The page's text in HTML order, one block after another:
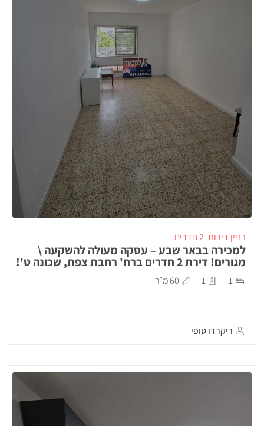
בניין דירות 2 חדרים
למכירה בבאר שבע – עסקה מעולה להשקעה \
מגורים! דירת 2 חדרים ברח' רחבת צפת, שכונה ט'!
1
1 60 מ״ר
ריקרדו סופי